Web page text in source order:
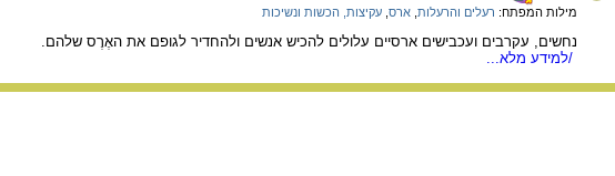
מילות המפתח: רעלים והרעלות ארס עקיצות, הכשות ונשיכות
נחשים, עקרבים ועכבישים ארסיים עלולים להכיש אנשים ולהחדיר לגופם את האֶרֶס שלהם.
/למידע מלא...